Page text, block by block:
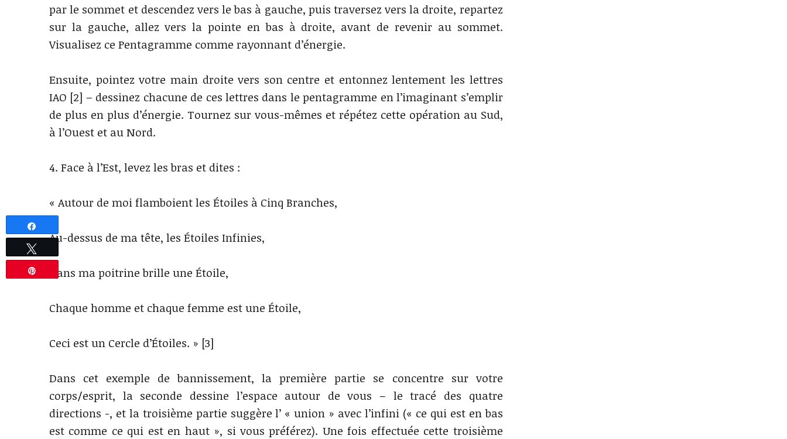
par le sommet et descendez vers le bas à gauche, puis traversez vers la droite, repartez
sur la gauche, allez vers la pointe en bas à droite, avant de revenir au sommet.
Visualisez ce Pentagramme comme rayonnant d’énergie.
Ensuite, pointez votre main droite vers son centre et entonnez lentement les lettres
IAO [2] – dessinez chacune de ces lettres dans le pentagramme en l’imaginant s’emplir
de plus en plus d’énergie. Tournez sur vous-mêmes et répétez cette opération au Sud,
à l’Ouest et au Nord.
4. Face à l’Est, levez les bras et dites :
« Autour de moi flamboient les Étoiles à Cinq Branches,
Au-dessus de ma tête, les Étoiles Infinies,
Dans ma poitrine brille une Étoile,
Chaque homme et chaque femme est une Étoile,
Ceci est un Cercle d’Étoiles. » [3]
Dans cet exemple de bannissement, la première partie se concentre sur votre
corps/esprit, la seconde dessine l’espace autour de vous – le tracé des quatre
directions -, et la troisième partie suggère l’ « union » avec l’infini (« ce qui est en bas
est comme ce qui est en haut », si vous préférez). Une fois effectuée cette troisième
Épingle